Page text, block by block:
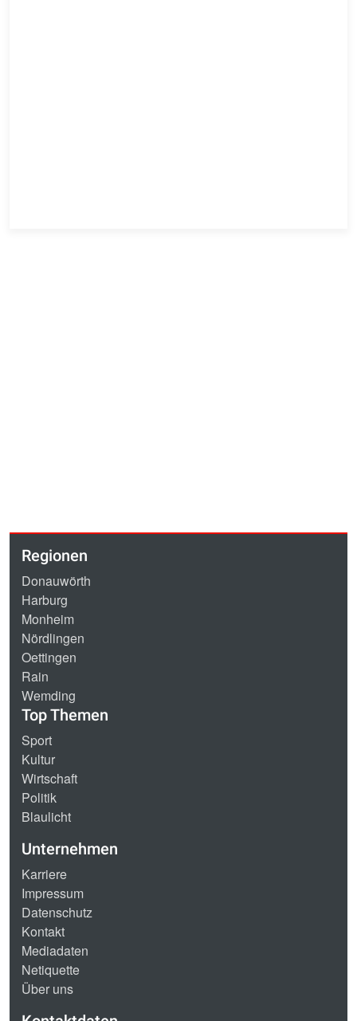
Regionen
Donauwörth
Harburg
Monheim
Nördlingen
Oettingen
Rain
Wemding
Top Themen
Sport
Kultur
Wirtschaft
Politik
Blaulicht
Unternehmen
Karriere
Impressum
Datenschutz
Kontakt
Mediadaten
Netiquette
Über uns